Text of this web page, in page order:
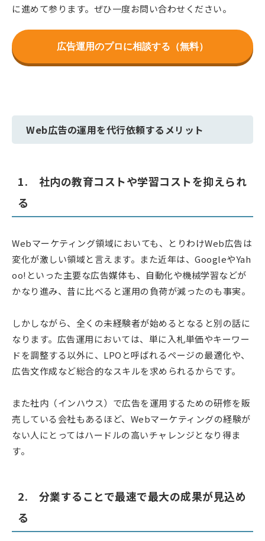
に進めて参ります。ぜひ一度お問い合わせください。
広告運用のプロに相談する（無料）
Web広告の運用を代行依頼するメリット
1. 社内の教育コストや学習コストを抑えられ
る
Webマーケティング領域においても、とりわけWeb広告は
変化が激しい領域と言えます。また近年は、GoogleやYah
oo!といった主要な広告媒体も、自動化や機械学習などが
かなり進み、昔に比べると運用の負荷が減ったのも事実。
しかしながら、全くの未経験者が始めるとなると別の話に
なります。広告運用においては、単に入札単価やキーワー
ドを調整する以外に、LPOと呼ばれるページの最適化や、
広告文作成など総合的なスキルを求められるからです。
また社内（インハウス）で広告を運用するための研修を販
売している会社もあるほど、Webマーケティングの経験が
ない人にとってはハードルの高いチャレンジとなり得ま
す。
2. 分業することで最速で最大の成果が見込め
る